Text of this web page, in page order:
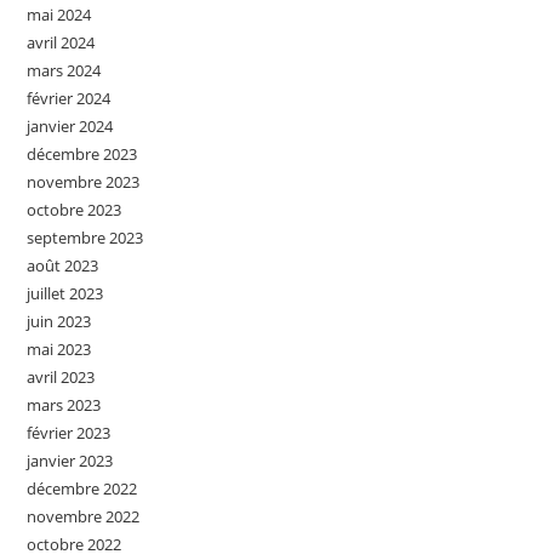
mai 2024
avril 2024
mars 2024
février 2024
janvier 2024
décembre 2023
novembre 2023
octobre 2023
septembre 2023
août 2023
juillet 2023
juin 2023
mai 2023
avril 2023
mars 2023
février 2023
janvier 2023
décembre 2022
novembre 2022
octobre 2022